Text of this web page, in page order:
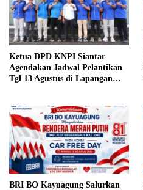
Ketua DPD KNPI Siantar
Agendakan Jadwal Pelantikan
Tgl 13 Agustus di Lapangan
BRI BO Kayuagung Salurkan